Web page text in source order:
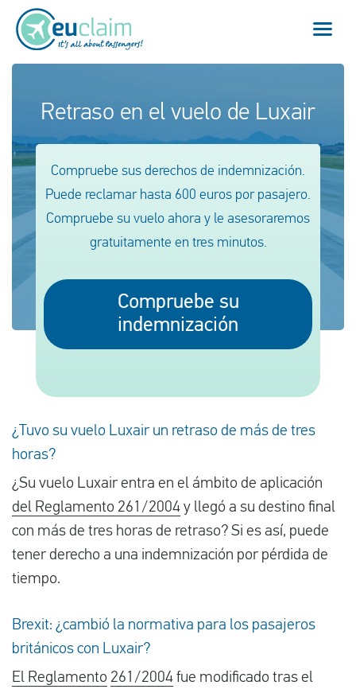
Comprobar la compensación
Sobre nosotros
Póngase en contacto con
Vuelo cancelado
Vuelo retrasado
Conexión perdida
Embarque denegado
Conectarse
Retraso en el vuelo de Luxair
Compruebe sus derechos de indemnización.
Puede reclamar hasta 600 euros por pasajero.
Compruebe su vuelo ahora y le asesoraremos
gratuitamente en tres minutos.
Compruebe su
indemnización
¿Tuvo su vuelo Luxair un retraso de más de tres
horas?
¿Su vuelo Luxair entra en el ámbito de aplicación
del Reglamento 261/2004 y llegó a su destino final
con más de tres horas de retraso? Si es así, puede
tener derecho a una indemnización por pérdida de
tiempo.
Brexit: ¿cambió la normativa para los pasajeros
británicos con Luxair?
El Reglamento 261/2004 fue modificado tras el